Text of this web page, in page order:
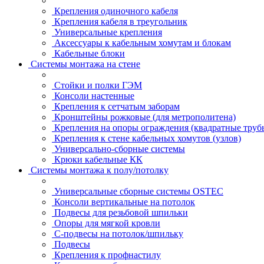
Крепления одиночного кабеля
Крепления кабеля в треугольник
Универсальные крепления
Аксессуары к кабельным хомутам и блокам
Кабельные блоки
Системы монтажа на стене
Стойки и полки ГЭМ
Консоли настенные
Крепления к сетчатым заборам
Кронштейны рожковые (для метрополитена)
Крепления на опоры ограждения (квадратные
Крепления к стене кабельных хомутов (узлов)
Универсально-сборные системы
Крюки кабельные КК
Системы монтажа к полу/потолку
Универсальные сборные системы OSTEC
Консоли вертикальные на потолок
Подвесы для резьбовой шпильки
Опоры для мягкой кровли
С-подвесы на потолок/шпильку
Подвесы
Крепления к профнастилу